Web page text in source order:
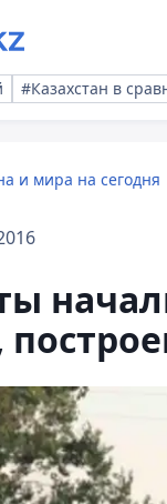
#Казахстан в
и мира на сегодня